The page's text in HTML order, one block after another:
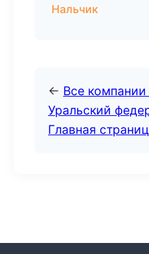
Нальчик
← Все компании
Уральский
Главная